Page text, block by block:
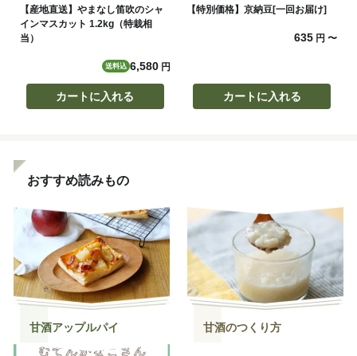
【産地直送】やまなし笛吹のシャ
インマスカット 1.2kg（特栽相
当）
送料込 6,580円
カートに入れる
【特別価格】京納豆[一回お届け]
635 円〜
カートに入れる
おすすめ読みもの
甘酒アップルパイ 甘酒のつくり方